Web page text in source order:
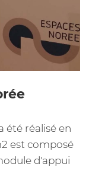
été réalisé en
est composé
d'appui